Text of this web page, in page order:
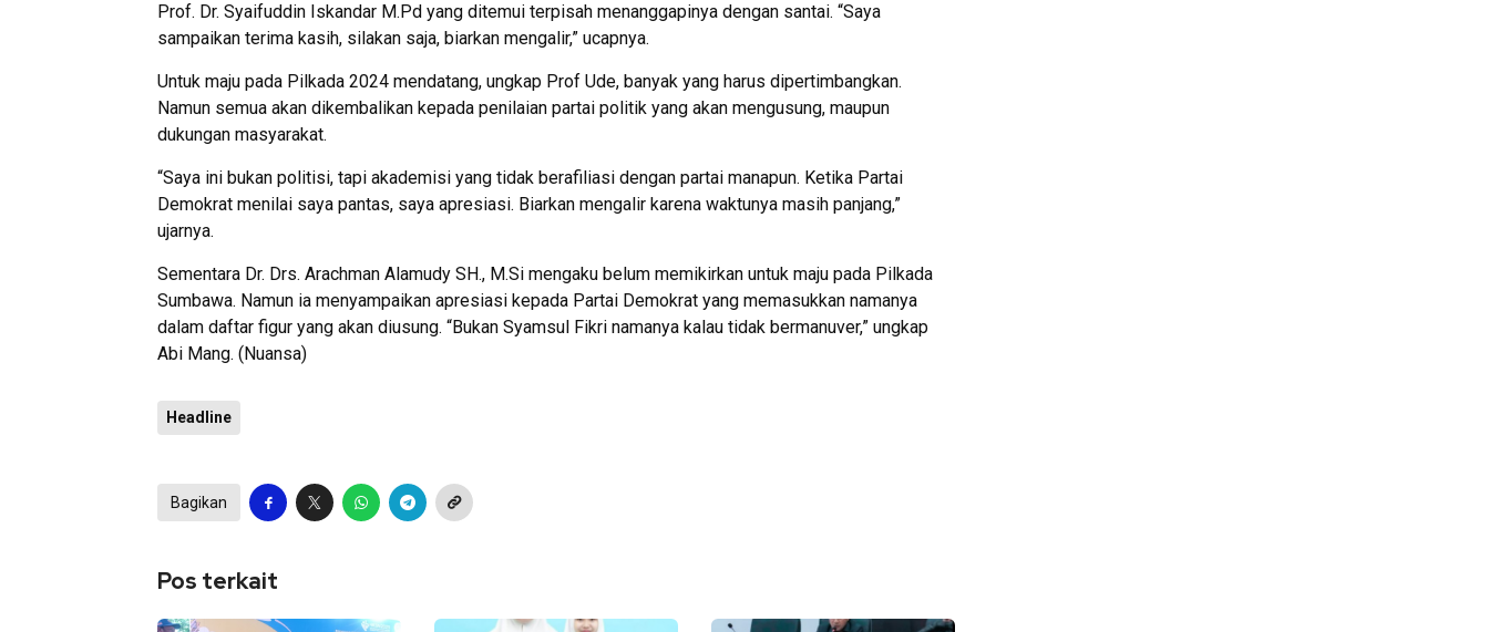
Prof. Dr. Syaifuddin Iskandar M.Pd yang ditemui terpisah menanggapinya dengan santai. “Saya
sampaikan terima kasih, silakan saja, biarkan mengalir,” ucapnya.
Untuk maju pada Pilkada 2024 mendatang, ungkap Prof Ude, banyak yang harus dipertimbangkan.
Namun semua akan dikembalikan kepada penilaian partai politik yang akan mengusung, maupun
dukungan masyarakat.
“Saya ini bukan politisi, tapi akademisi yang tidak berafiliasi dengan partai manapun. Ketika Partai
Demokrat menilai saya pantas, saya apresiasi. Biarkan mengalir karena waktunya masih panjang,”
ujarnya.
Sementara Dr. Drs. Arachman Alamudy SH., M.Si mengaku belum memikirkan untuk maju pada Pilkada
Sumbawa. Namun ia menyampaikan apresiasi kepada Partai Demokrat yang memasukkan namanya
dalam daftar figur yang akan diusung. “Bukan Syamsul Fikri namanya kalau tidak bermanuver,” ungkap
Abi Mang. (Nuansa)
Headline
Bagikan
Pos terkait